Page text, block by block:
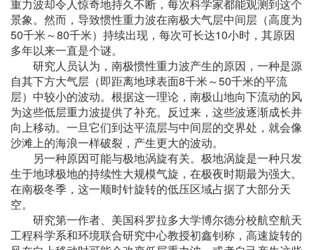
重力波却令人惊奇地持久不断，每次科学家都能观测到这个
景象。然而，导致惯性重力波在南极大气层中间层（高度为
50千米～80千米）持续出现，每次可长达10小时，其原因
多年以来一直是个谜。
研究人员认为，南极惯性重力波产生的原因，一种是源
自其下方大气层（即距离地球表面8千米～50千米的平流
层）中较小的波动。根据这一理论，南极山地向下流动的风
为这些低层重力波提供了补充。反过来，这些波逐渐成长并
向上移动。一旦它们到达平流层与中间层的交界处，就会像
沙滩上的海浪一样破裂，产生更大的波动。
另一种原因可能与极地涡旋有关。极地涡旋是一种只发
生于地球极地的持续性大规模气旋，在极夜时期最为强大。
在南极冬季，这一顺时针旋转的低压区域占据了大部分天
空。
研究第一作者、美国科罗拉多大学博尔德分校航空航天
工程科学系和环境联合研究中心教授初鑫钊称，高速旋转的